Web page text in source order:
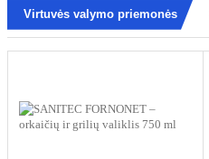
Virtuvės valymo priemonės